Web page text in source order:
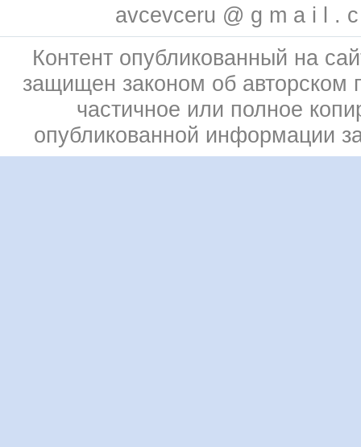
avcevceru @ g m a i l .
Контент опубликованный на
защищен законом об авторском
частичное или полное
опубликованной информации